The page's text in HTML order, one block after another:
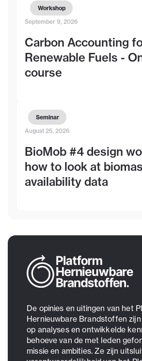
Workshop
September 9, 2026
Carbon Accounting
Renewable Fuels -
course
Seminar
August 25, 2026
BioMob #4 design
how to look at
availability data
De opinies en uitingen van het
Hernieuwbare Brandstoffen
op analyses en ontwikkelde
behoeve van de met leden
missie en ambities. Ze zijn